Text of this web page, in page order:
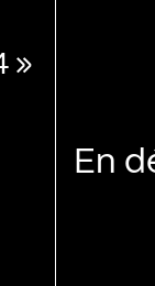
»
En